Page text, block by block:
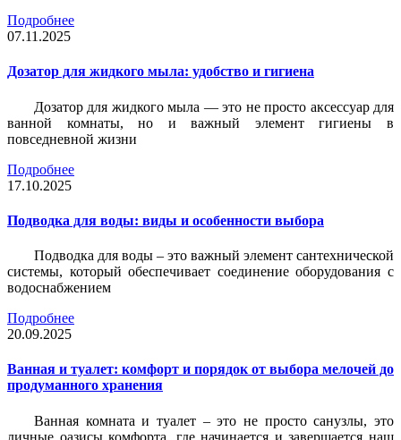
Подробнее
07.11.2025
Дозатор для жидкого мыла: удобство и гигиена
Дозатор для жидкого мыла — это не просто аксессуар для
ванной комнаты, но и важный элемент гигиены в
повседневной жизни
Подробнее
17.10.2025
Подводка для воды: виды и особенности выбора
Подводка для воды – это важный элемент сантехнической
системы, который обеспечивает соединение оборудования с
водоснабжением
Подробнее
20.09.2025
Ванная и туалет: комфорт и порядок от выбора мелочей до
продуманного хранения
Ванная комната и туалет – это не просто санузлы, это
личные оазисы комфорта, где начинается и завершается наш